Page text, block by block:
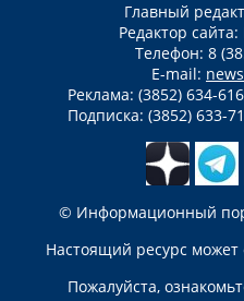
Главный
Редактор
Телефон: 8
E-mail:
Реклама: (3852) 634-
Подписка: (3852) 633-
© Информационный
Настоящий ресурс
Пожалуйста,